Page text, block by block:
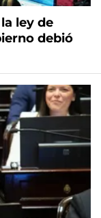
ley de
debió